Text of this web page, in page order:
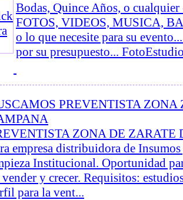
Bodas, Quince Años, o cualquier
FOTOS, VIDEOS, MUSICA,
o lo que necesite para su
por su presupuesto...
PREVENTISTA ZONA
ZONA DE ZARATE
empresa distribuidora de
Institucional. Oportunidad
vender y crecer. Requisitos:
para la vent...